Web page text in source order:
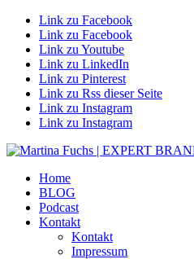
Link zu Facebook
Link zu Facebook
Link zu Youtube
Link zu LinkedIn
Link zu Pinterest
Link zu Rss dieser Seite
Link zu Instagram
Link zu Instagram
Home
BLOG
Podcast
Kontakt
Kontakt
Impressum